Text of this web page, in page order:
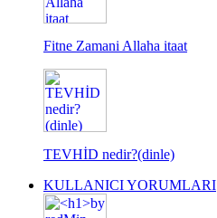
Fitne Zamani Allaha itaat
TEVHİD nedir?(dinle)
KULLANICI YORUMLARI